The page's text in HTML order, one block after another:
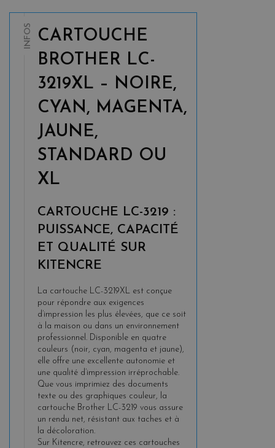
INFOS CARTOUCHE
BROTHER LC-
3219XL – NOIRE,
CYAN, MAGENTA,
JAUNE,
STANDARD OU
XL
CARTOUCHE LC-3219 :
PUISSANCE, CAPACITÉ
ET QUALITÉ SUR
KITENCRE
La cartouche LC-3219XL est conçue
pour répondre aux exigences
d’impression les plus élevées, que ce soit
à la maison ou dans un environnement
professionnel. Disponible en quatre
couleurs (noir, cyan, magenta et jaune),
elle offre une excellente autonomie et
une qualité d’impression irréprochable.
Que vous imprimiez des documents
texte ou des graphiques couleur, la
cartouche Brother LC-3219 vous assure
un rendu net, résistant aux taches et à
la décoloration.
Sur Kitencre, retrouvez ces cartouches